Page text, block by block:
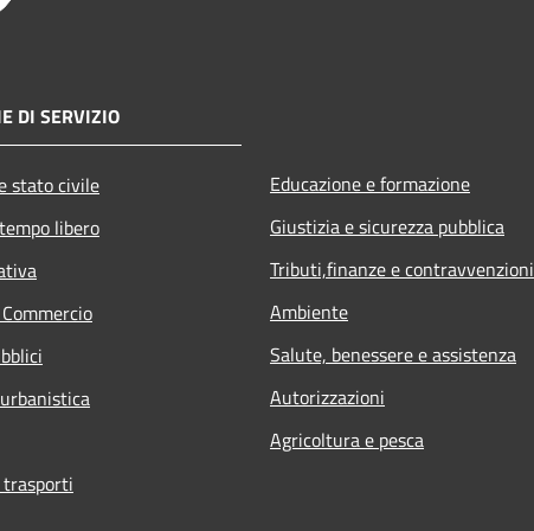
DI SERVIZIO
stato civile
libero
Educazione e formazione
Giustizia e sicurezza pubblica
Tributi,finanze e contravvenzioni
Ambiente
Salute, benessere e assistenza
Autorizzazioni
Agricoltura e pesca